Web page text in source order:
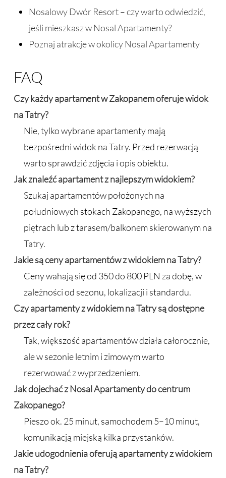
Nosalowy Dwór Resort – czy warto odwiedzić,
jeśli mieszkasz w Nosal Apartamenty?
Poznaj atrakcje w okolicy Nosal Apartamenty
FAQ
Czy każdyapartament w Zakopanemoferuje widok
na Tatry?
Nie, tylko wybrane apartamenty mają
bezpośredni widok na Tatry. Przed rezerwacją
warto sprawdzić zdjęcia i opis obiektu.
Jak znaleźć apartament z najlepszym widokiem?
Szukaj apartamentów położonych na
południowych stokach Zakopanego, na wyższych
piętrach lub z tarasem/balkonem skierowanym na
Tatry.
Jakie są ceny apartamentów z widokiem na Tatry?
Ceny wahają się od 350 do 800 PLN za dobę, w
zależności od sezonu, lokalizacji i standardu.
Czy apartamenty z widokiem na Tatry są dostępne
przez cały rok?
Tak, większość apartamentów działa całorocznie,
ale w sezonie letnim i zimowym warto
rezerwować z wyprzedzeniem.
Jak dojechać z Nosal Apartamenty do centrum
Zakopanego?
Pieszo ok. 25 minut, samochodem 5–10 minut,
komunikacją miejską kilka przystanków.
Jakie udogodnienia oferują apartamenty z widokiem
na Tatry?